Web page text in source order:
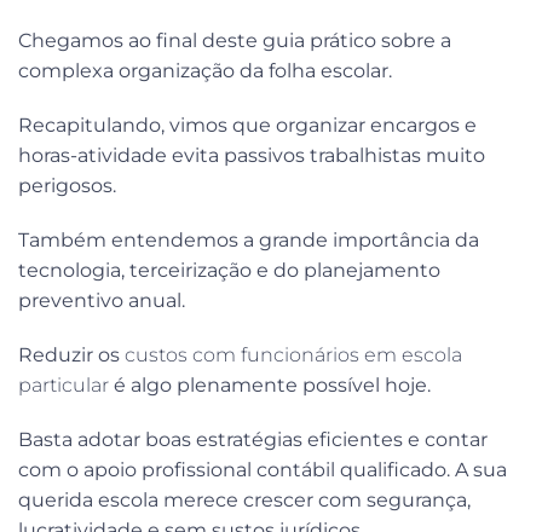
Chegamos ao final deste guia prático sobre a
complexa organização da folha escolar.
Recapitulando, vimos que organizar encargos e
horas-atividade evita passivos trabalhistas muito
perigosos.
Também entendemos a grande importância da
tecnologia, terceirização e do planejamento
preventivo anual.
Reduzir os custos com funcionários em escola
particular é algo plenamente possível hoje.
Basta adotar boas estratégias eficientes e contar
com o apoio profissional contábil qualificado. A sua
querida escola merece crescer com segurança,